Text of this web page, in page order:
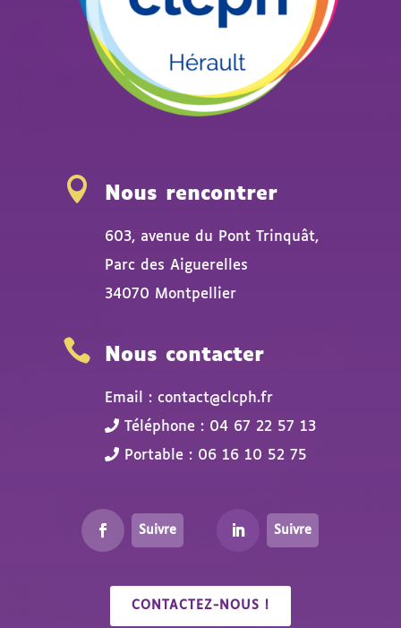
 Nous rencontrer
603, avenue du Pont Trinquât,
Parc des Aiguerelles
34070 Montpellier
 Nous contacter
Email : contact@clcph.fr
Téléphone : 04 67 22 57 13
Portable : 06 16 10 52 75
Suivre Suivre
CONTACTEZ-NOUS !